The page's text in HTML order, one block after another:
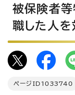
被保険者等
職した人を
ページID 1033740